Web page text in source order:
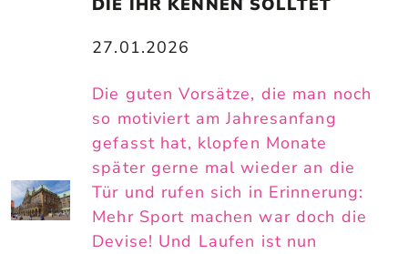
DIE IHR KENNEN SOLLTET
27.01.2026
Die guten Vorsätze, die man noch
so motiviert am Jahresanfang
gefasst hat, klopfen Monate
später gerne mal wieder an die
Tür und rufen sich in Erinnerung:
Mehr Sport machen war doch die
Devise! Und Laufen ist nun